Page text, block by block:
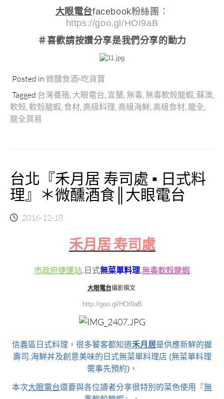
大眼電台facebook粉絲團：
https://goo.gl/HOI9aB
＃喜歡請按讚分享是我們分享的動力
Posted in 微醺食酒▫吃貨寶
Tagged 台灣養殖 大眼電台 宜蘭 無毒 無毒軟殼龍蝦 蘇澳
軟殼 軟殼龍蝦 食材 高級料理 高級海鮮 高級食材 龍全
龍全貿易
台北『禾月居 寿司處 ▪ 日式料
理』＊微醺酒食║大眼電台
2016-12-18
禾月居 寿司處
市政府捷運站.日式無菜單料理.無毒軟殼龍蝦
大眼電台攝影撰文
http://goo.gl/HOI9aB
信義區日式料理，很多饕客都知道禾月居是供應新鮮的握
壽司.海鮮丼及創意美味的日式無菜單料理店 (無菜單料理
需事先預約)，
本次大眼電台還要與各位讀者分享很特別的菜色使用『無